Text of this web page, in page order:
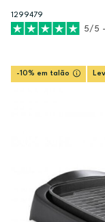
1299479
5/5 -
-10% em talão